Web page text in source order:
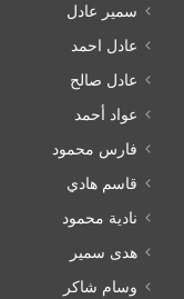
سمير عادل
عادل احمد
عادل صالح
عواد أحمد
فارس محمود
قاسم هادي
نادية محمود
هدى سمير
وسام شاكر